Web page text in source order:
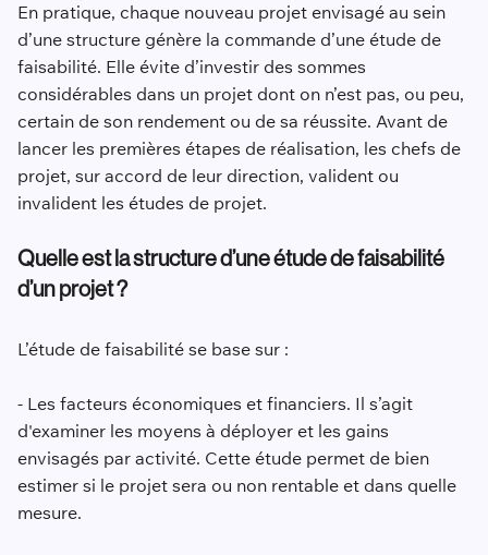
En pratique, chaque nouveau projet envisagé au sein
d’une structure génère la commande d’une étude de
faisabilité. Elle évite d’investir des sommes
considérables dans un projet dont on n’est pas, ou peu,
certain de son rendement ou de sa réussite. Avant de
lancer les premières étapes de réalisation, les chefs de
projet, sur accord de leur direction, valident ou
invalident les études de projet.
Quelle est la structure d’une étude de faisabilité
d’un projet ?
L’étude de faisabilité se base sur :
- Les facteurs économiques et financiers. Il s’agit
d'examiner les moyens à déployer et les gains
envisagés par activité. Cette étude permet de bien
estimer si le projet sera ou non rentable et dans quelle
mesure.